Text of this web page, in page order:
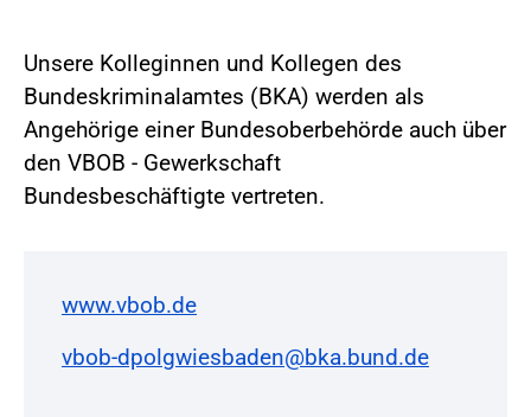
Unsere Kolleginnen und Kollegen des
Bundeskriminalamtes (BKA) werden als
Angehörige einer Bundesoberbehörde auch über
den VBOB - Gewerkschaft
Bundesbeschäftigte vertreten.
www.vbob.de
vbob-dpolgwiesbaden@bka.bund.de